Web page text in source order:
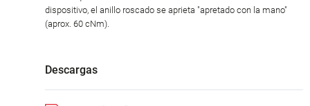
dispositivo, el anillo roscado se aprieta "apretado con la mano"
(aprox. 60 cNm).
Descargas